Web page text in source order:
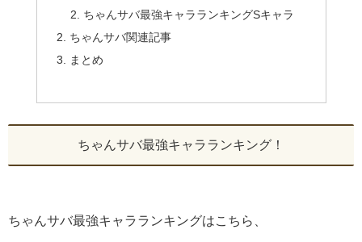
ちゃんサバ最強キャラランキングSキャラ
ちゃんサバ関連記事
まとめ
ちゃんサバ最強キャラランキング！
ちゃんサバ最強キャラランキングはこちら、